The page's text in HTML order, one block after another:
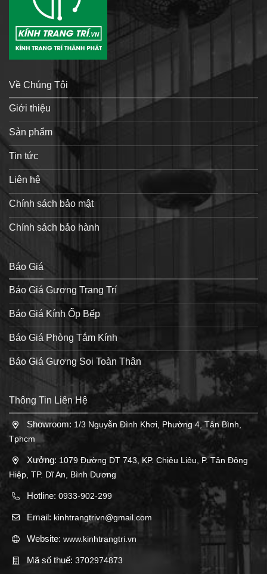
Về Chúng Tôi
Giới thiệu
Sản phẩm
Tin tức
Liên hệ
Chính sách bảo mật
Chính sách bảo hành
Báo Giá
Báo Giá Gương Trang Trí
Báo Giá Kính Ốp Bếp
Báo Giá Phòng Tắm Kính
Báo Giá Gương Soi Toàn Thân
Thông Tin Liên Hệ
Showroom: 1/3 Nguyễn Đình Khơi, Phường 4, Tân Bình,
Tphcm
Xưởng: 1079 Đường DT 743, KP. Chiêu Liêu, P. Tân Đông
Hiệp, TP. Dĩ An, Bình Dương
Hotline: 0933-902-299
Email: kinhtrangtrivn@gmail.com
Website: www.kinhtrangtri.vn
Mã số thuế: 3702974873